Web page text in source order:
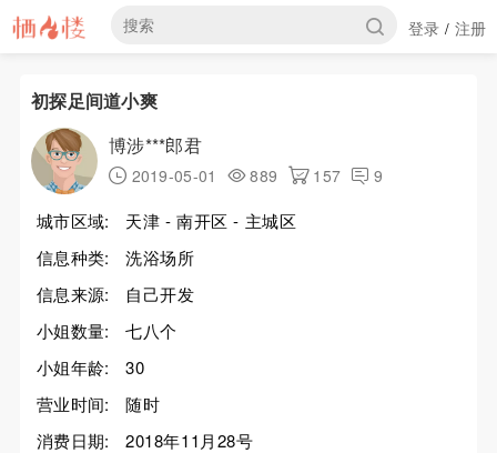
登录 / 注册
初探足间道小爽
博涉***郎君
2019-05-01 889 157 9
城市区域:
天津 - 南开区 - 主城区
信息种类:
洗浴场所
信息来源:
自己开发
小姐数量:
七八个
小姐年龄:
30
营业时间:
随时
消费日期:
2018年11月28号